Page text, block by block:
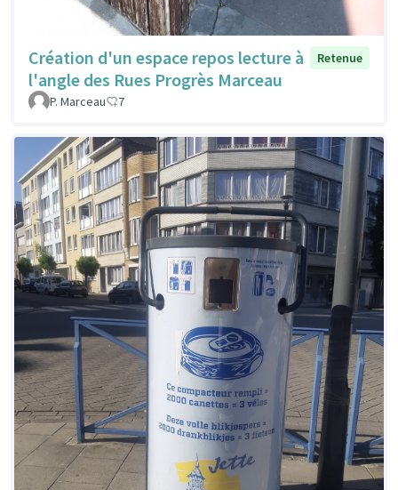
Création d'un espace repos lecture à
l'angle des Rues Progrès Marceau
Retenue
P. Marceau 7